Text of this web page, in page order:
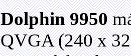
Dolphin 9950
QVGA (240 x